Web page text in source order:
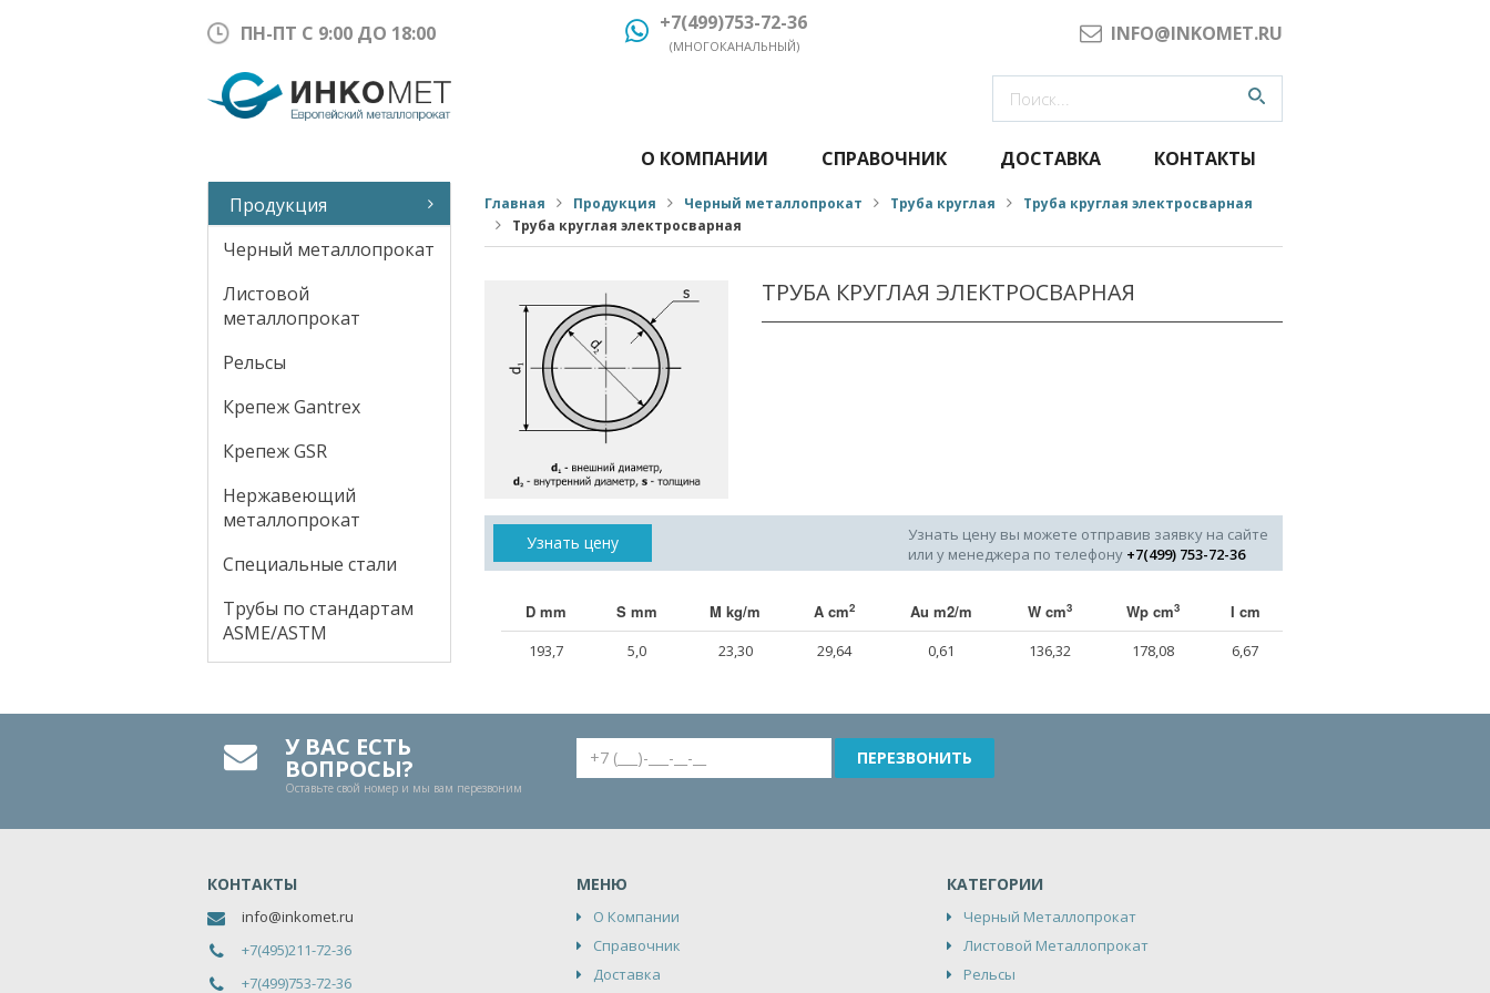
ПН-ПТ С 9:00 ДО 18:00 +7(499)753-72-36
(МНОГОКАНАЛЬНЫЙ)
INFO@INKOMET.RU
Продукция
Черный металлопрокат
Листовой
металлопрокат
Рельсы
Крепеж Gantrex
Крепеж GSR
Нержавеющий
металлопрокат
Специальные стали
Трубы по стандартам
ASME/ASTM
О КОМПАНИИ СПРАВОЧНИК ДОСТАВКА КОНТАКТЫ
Главная Продукция Черный металлопрокат Труба круглая
Труба круглая электросварная
Труба круглая электросварная
ТРУБА КРУГЛАЯ ЭЛЕКТРОСВАРНАЯ
Узнать цену
Узнать цену вы можете отправив заявку на сайте
или у менеджера по телефону +7(499) 753-72-36
D mm S mm M kg/m A cm2 Au m2/m W cm3 Wp cm3 I cm
193,7 5,0 23,30 29,64 0,61 136,32 178,08 6,67
У ВАС ЕСТЬ
ВОПРОСЫ?
Оставьте свой номер и мы вам перезвоним
КОНТАКТЫ
info@inkomet.ru
+7(495)211-72-36
+7(499)753-72-36
МЕНЮ
О Компании
Справочник
Доставка
КАТЕГОРИИ
Черный Металлопрокат
Листовой Металлопрокат
Рельсы